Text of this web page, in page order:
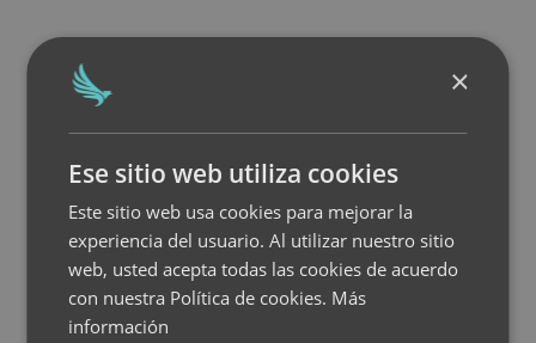
×
Ese sitio web utiliza cookies
Este sitio web usa cookies para mejorar la
experiencia del usuario. Al utilizar nuestro sitio
web, usted acepta todas las cookies de acuerdo
con nuestra Política de cookies. Más
información